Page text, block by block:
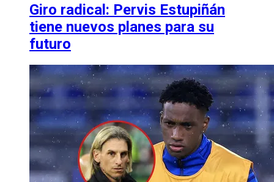
Giro radical: Pervis Estupiñán
tiene nuevos planes para su
futuro